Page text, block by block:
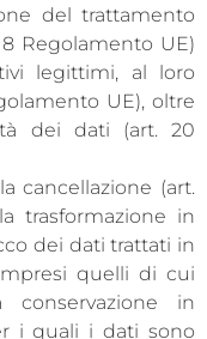
del trattamento
Regolamento UE)
legittimi, al loro
UE), oltre
dei dati (art. 20
cancellazione (art.
trasformazione in
dei dati trattati in
quelli di cui
in
i quali i dati sono